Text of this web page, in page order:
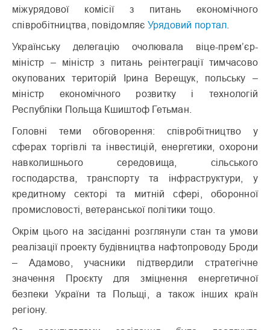
міжурядової комісії з питань економічного
співробітництва, повідомляє Урядовий портал
Українську делегацію очолювала віце-прем’єр-
міністр – міністр з питань реінтеграції тимчасово
окупованих територій Ірина Верещук, польську –
міністр економічного розвитку і технологій
Республіки Польща Кшиштоф Гетьман.
Головні теми обговорення: співробітництво у
сферах торгівлі та інвестицій, енергетики, охорони
навколишнього середовища, сільського
господарства, транспорту та інфраструктури, у
кредитному секторі та митній сфері, оборонної
промисловості, ветеранської політики тощо.
Окрім цього на засіданні розглянули стан та умови
реалізації проекту будівництва нафтопроводу Броди
– Адамово, учасники підтвердили стратегічне
значення Проєкту для зміцнення енергетичної
безпеки України та Польщі, а також інших країн
регіону.